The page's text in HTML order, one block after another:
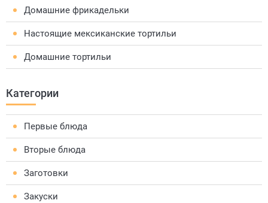
Домашние фрикадельки
Настоящие мексиканские тортильи
Домашние тортильи
Категории
Первые блюда
Вторые блюда
Заготовки
Закуски